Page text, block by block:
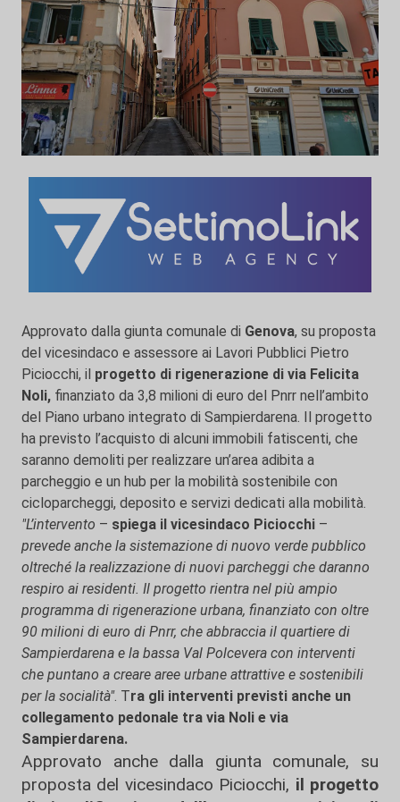
Approvato dalla giunta comunale di Genova, su proposta
del vicesindaco e assessore ai Lavori Pubblici Pietro
Piciocchi, il progetto di rigenerazione di via Felicita
Noli, finanziato da 3,8 milioni di euro del Pnrr nell’ambito
del Piano urbano integrato di Sampierdarena. Il progetto
ha previsto l’acquisto di alcuni immobili fatiscenti, che
saranno demoliti per realizzare un’area adibita a
parcheggio e un hub per la mobilità sostenibile con
cicloparcheggi, deposito e servizi dedicati alla mobilità.
"L’intervento – spiega il vicesindaco Piciocchi –
prevede anche la sistemazione di nuovo verde pubblico
oltreché la realizzazione di nuovi parcheggi che daranno
respiro ai residenti. Il progetto rientra nel più ampio
programma di rigenerazione urbana, finanziato con oltre
90 milioni di euro di Pnrr, che abbraccia il quartiere di
Sampierdarena e la bassa Val Polcevera con interventi
che puntano a creare aree urbane attrattive e sostenibili
per la socialità". Tra gli interventi previsti anche un
collegamento pedonale tra via Noli e via
Sampierdarena.
Approvato anche dalla giunta comunale, su
proposta del vicesindaco Piciocchi, il progetto